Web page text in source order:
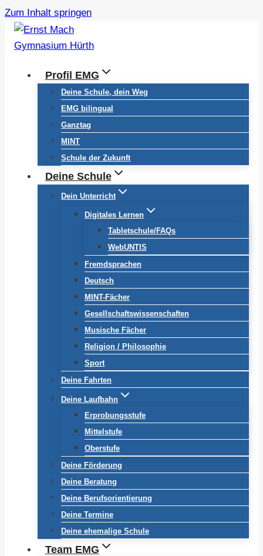
Zum Inhalt springen
Profil EMG
Deine Schule, dein Weg
EMG bilingual
Ganztag
MINT
Schule der Zukunft
Deine Schule
Dein Unterricht
Digitales Lernen
Tabletschule/FAQs
WebUNTIS
Fremdsprachen
Deutsch
MINT-Fächer
Gesellschaftswissenschaften
Musische Fächer
Religion / Philosophie
Sport
Deine Fahrten
Deine Laufbahn
Erprobungsstufe
Mittelstufe
Oberstufe
Deine Förderung
Deine Beratung
Deine Berufsorientierung
Deine Termine
Deine ehemalige Schule
Team EMG